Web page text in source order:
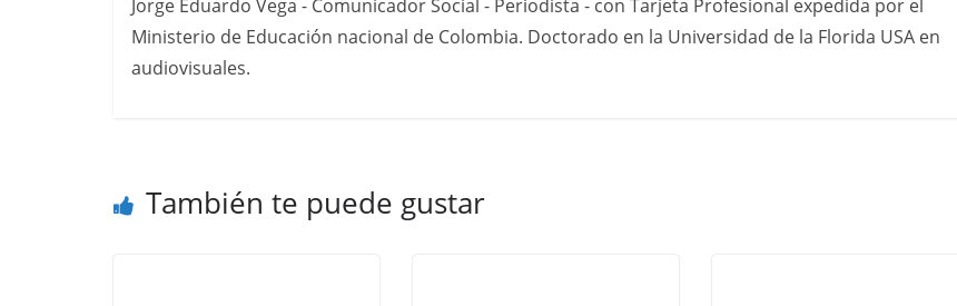
Jorge Eduardo Vega - Comunicador Social - Periodista - con Tarjeta Profesional expedida por el
Ministerio de Educación nacional de Colombia. Doctorado en la Universidad de la Florida USA en
audiovisuales.
También te puede gustar